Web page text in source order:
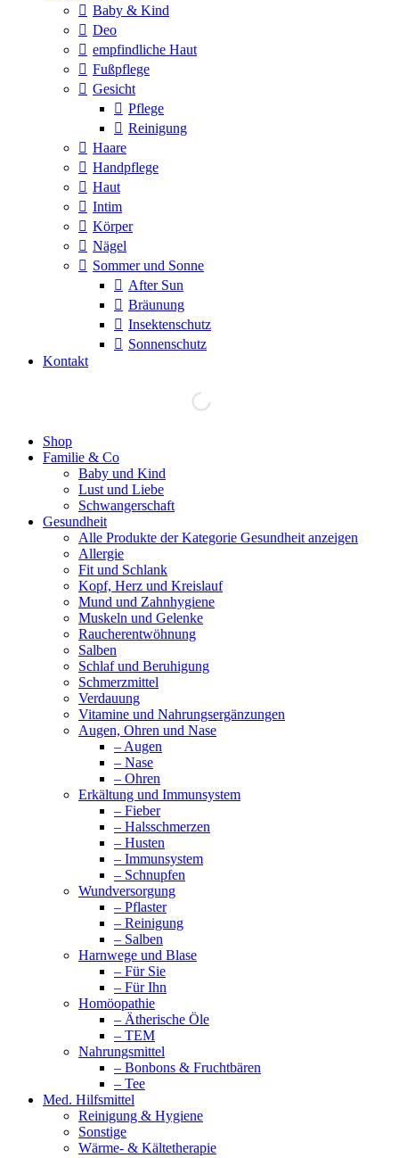
Baby & Kind
Deo
empfindliche Haut
Fußpflege
Gesicht
Pflege
Reinigung
Haare
Handpflege
Haut
Intim
Körper
Nägel
Sommer und Sonne
After Sun
Bräunung
Insektenschutz
Sonnenschutz
Kontakt
page
opens
Shop
Familie & Co
Baby und Kind
Lust und Liebe
Schwangerschaft
Gesundheit
Alle Produkte der Kategorie Gesundheit anzeigen
Allergie
Fit und Schlank
Kopf, Herz und Kreislauf
Mund und Zahnhygiene
Muskeln und Gelenke
Raucherentwöhnung
Salben
Schlaf und Beruhigung
Schmerzmittel
Verdauung
Vitamine und Nahrungsergänzungen
Augen, Ohren und Nase
– Augen
– Nase
– Ohren
Erkältung und Immunsystem
– Fieber
– Halsschmerzen
– Husten
– Immunsystem
– Schnupfen
Wundversorgung
– Pflaster
– Reinigung
– Salben
Harnwege und Blase
– Für Sie
– Für Ihn
Homöopathie
– Ätherische Öle
– TEM
Nahrungsmittel
– Bonbons & Fruchtbären
– Tee
Med. Hilfsmittel
Reinigung & Hygiene
Sonstige
Wärme- & Kältetherapie